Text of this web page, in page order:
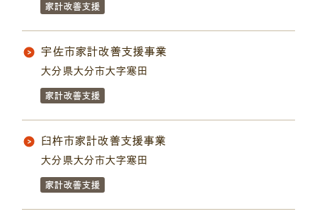
家計改善支援
宇佐市家計改善支援事業
大分県大分市大字寒田
家計改善支援
臼杵市家計改善支援事業
大分県大分市大字寒田
家計改善支援